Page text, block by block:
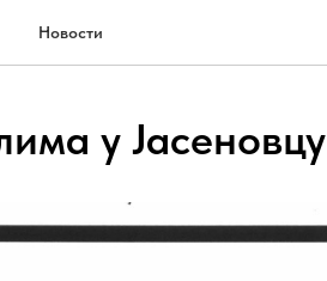
Новости
у Јасеновцу